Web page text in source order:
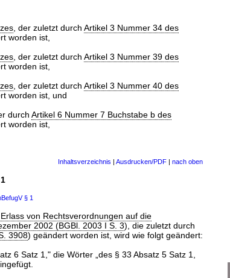
, der zuletzt durch Artikel 3 Nummer 34 des
worden ist,
, der zuletzt durch Artikel 3 Nummer 39 des
worden ist,
, der zuletzt durch Artikel 3 Nummer 40 des
worden ist, und
durch Artikel 6 Nummer 7 Buchstabe b des
worden ist,
Inhaltsverzeichnis | Ausdrucken/PDF | nach oben
§ 1
von Rechtsverordnungen auf die
2002 (BGBl. 2003 I S. 3), die zuletzt durch
3908) geändert worden ist, wird wie folgt geändert:
6 Satz 1," die Wörter „des § 33 Absatz 5 Satz 1,